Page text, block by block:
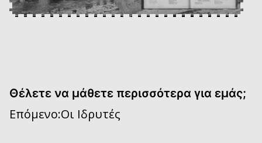
Θέλετε να μάθετε περισσότερα για εμάς;
Επόμενο:Οι Ιδρυτές